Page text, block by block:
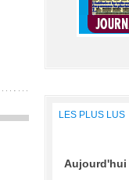
LES PLUS LUS
Aujourd'hui